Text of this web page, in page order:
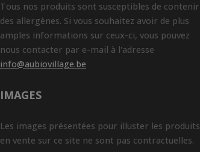
Tous nos produits sont susceptibles de contenir
des allergènes. Si vous souhaitez avoir de plus
amples informations sur ceux-ci, vous pouvez
nous contacter par e-mail à l'adresse
info@aubiovillage.be
IMAGES
Les images présentées pour illuster les produits
en vente sur ce site ne sont pas contractuelles.